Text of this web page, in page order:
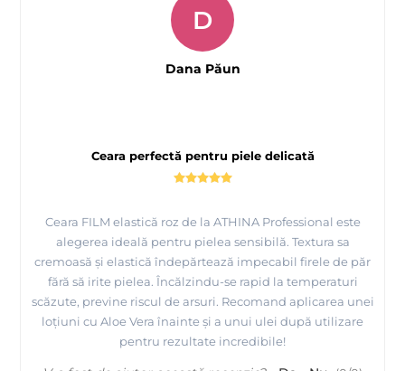
Ceara perfectă pentru piele delicată
Ceara FILM elastică roz de la ATHINA Professional este
alegerea ideală pentru pielea sensibilă. Textura sa
cremoasă și elastică îndepărtează impecabil firele de păr
fără să irite pielea. Încălzindu-se rapid la temperaturi
scăzute, previne riscul de arsuri. Recomand aplicarea unei
loțiuni cu Aloe Vera înainte și a unui ulei după utilizare
pentru rezultate incredibile!
D
Dana Păun